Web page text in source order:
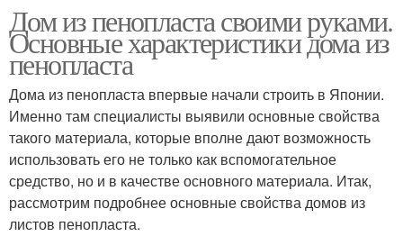
Дом из пенопласта своими руками.
Основные характеристики дома из
пенопласта
Дома из пенопласта впервые начали строить в Японии.
Именно там специалисты выявили основные свойства
такого материала, которые вполне дают возможность
использовать его не только как вспомогательное
средство, но и в качестве основного материала. Итак,
рассмотрим подробнее основные свойства домов из
листов пенопласта.